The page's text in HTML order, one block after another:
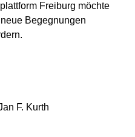
Freiburg möchte
Begegnungen
F. Kurth